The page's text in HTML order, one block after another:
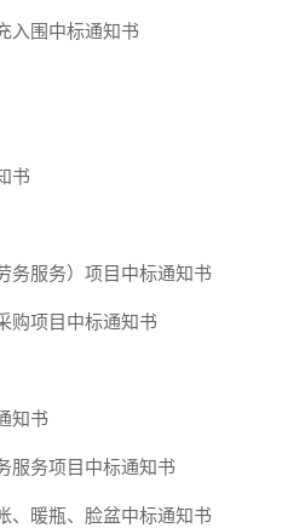
入围中标通知书
书
务服务）项目中标通知书
购项目中标通知书
知书
服务项目中标通知书
、暖瓶、脸盆中标通知书